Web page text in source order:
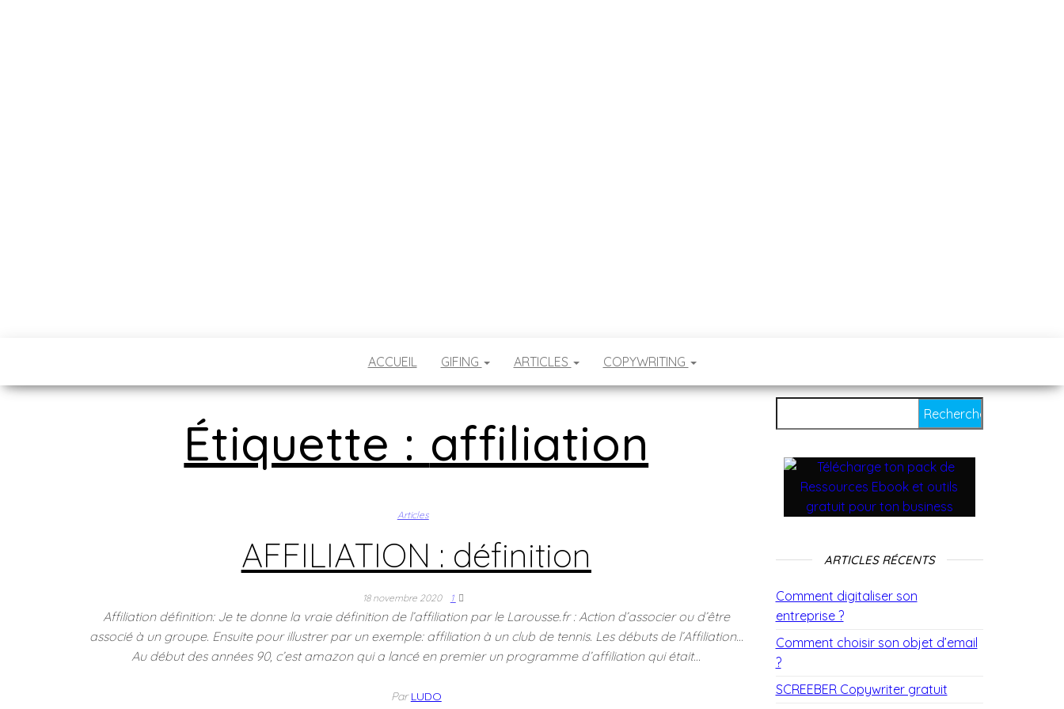
ACCUEIL GIFING ARTICLES COPYWRITING
Étiquette : affiliation
Articles
AFFILIATION : définition
18 novembre 2020 1
Affiliation définition: Je te donne la vraie définition de l’affiliation par le Larousse.fr : Action d’associer ou d’être
associé à un groupe. Ensuite pour illustrer par un exemple: affiliation à un club de tennis. Les débuts de l’Affiliation…
Au début des années 90, c’est amazon qui a lancé en premier un programme d’affiliation qui était…
ParLUDO
ARTICLES RÉCENTS
Comment digitaliser son
entreprise ?
Comment choisir son objet d’email
?
SCREEBER Copywriter gratuit